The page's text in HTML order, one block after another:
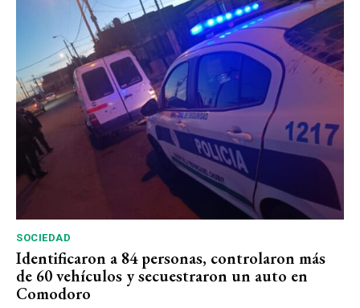
SOCIEDAD
Identificaron a 84 personas, controlaron más
de 60 vehículos y secuestraron un auto en
Comodoro